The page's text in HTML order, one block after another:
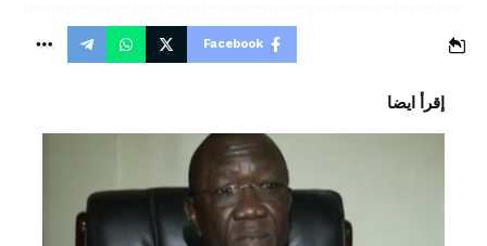
Facebook
إقرأ ايضا